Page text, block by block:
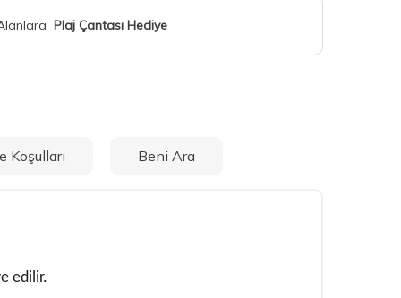
Plaj Çantası Hediye
Koşulları Beni Ara
edilir.